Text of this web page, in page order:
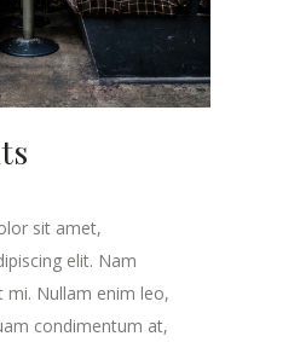
sit amet,
elit. Nam
mi. Nullam enim leo,
condimentum at,